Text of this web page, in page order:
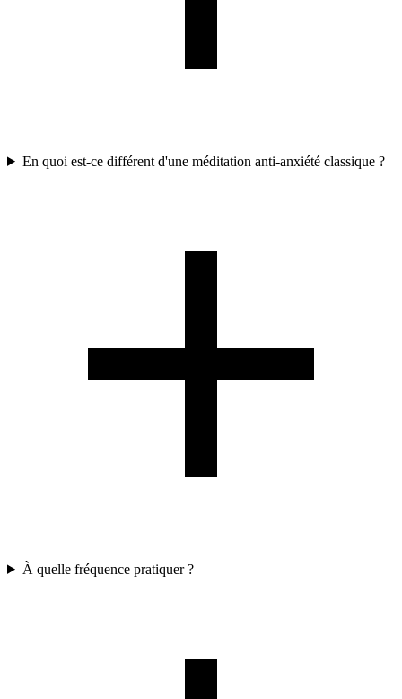
En quoi est-ce différent d'une méditation anti-anxiété classique ?
À quelle fréquence pratiquer ?